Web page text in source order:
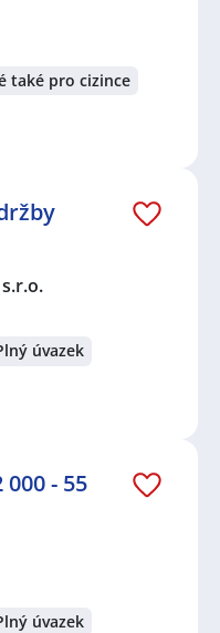
také pro cizince
s.r.o.
úvazek
- 55
úvazek